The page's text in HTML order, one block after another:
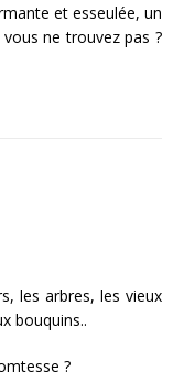
et esseulée, un
ne trouvez pas ?
les arbres, les vieux
bouquins..
?